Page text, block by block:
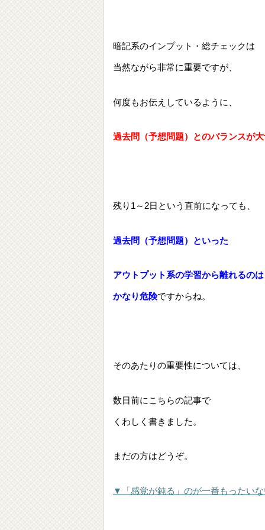
暗記系のインプット・総チェックは
当然ながら非常に重要ですが、
何度もお伝えしているように、
過去問（予想問題）とのバランスが
残り1～2日という直前になっても、
過去問（予想問題）といった
アウトプット系の学習から離れるのは
かなり危険ですからね。
そのあたりの重要性については、
数日前にこちらの記事で
くわしく書きました。
まだの方はどうぞ。
▼「感覚が鈍る」のが一番もったい